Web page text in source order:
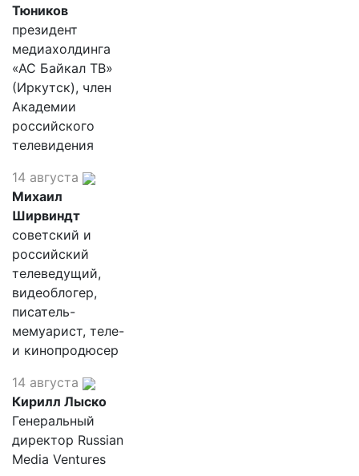
Тюников
президент
медиахолдинга
«АС Байкал ТВ»
(Иркутск), член
Академии
российского
телевидения
14 августа
Михаил
Ширвиндт
советский и
российский
телеведущий,
видеоблогер,
писатель-
мемуарист, теле-
и кинопродюсер
14 августа
Кирилл Лыско
Генеральный
директор Russian
Media Ventures